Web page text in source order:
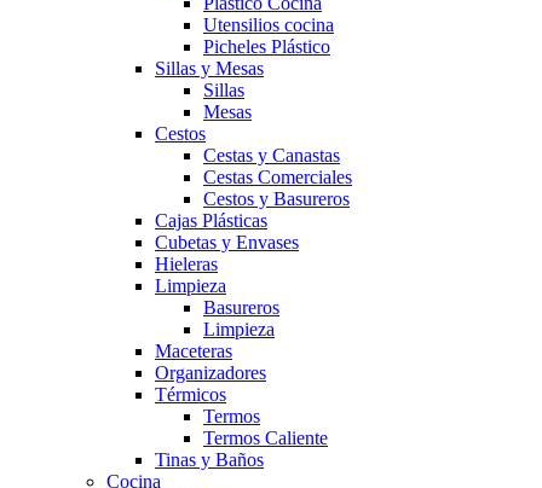
Utensilios cocina
Picheles Plástico
Sillas y Mesas
Sillas
Mesas
Cestos
Cestas y Canastas
Cestas Comerciales
Cestos y Basureros
Cajas Plásticas
Cubetas y Envases
Hieleras
Limpieza
Basureros
Limpieza
Maceteras
Organizadores
Térmicos
Termos
Termos Caliente
Tinas y Baños
Cocina